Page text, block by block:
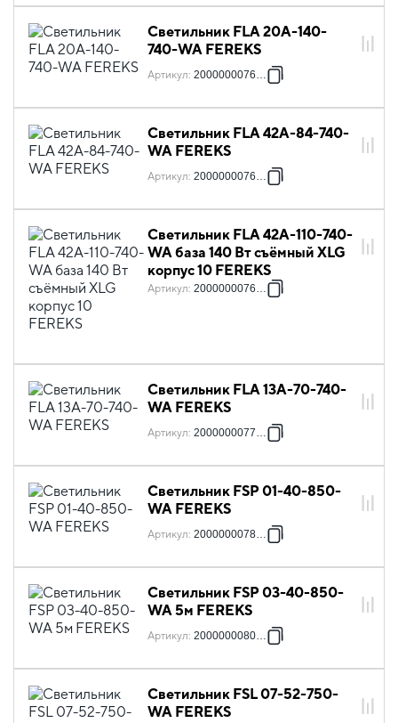
Светильник FLA 20A-140-
740-WA FEREKS
Артикул: 2000000076492
Светильник FLA 42A-84-740-
WA FEREKS
Артикул: 2000000076515
Светильник FLA 42A-110-740-
WA база 140 Вт съёмный XLG
корпус 10 FEREKS
Артикул: 2000000076737
Светильник FLA 13A-70-740-
WA FEREKS
Артикул: 2000000077093
Светильник FSP 01-40-850-
WA FEREKS
Артикул: 2000000078502
Светильник FSP 03-40-850-
WA 5м FEREKS
Артикул: 2000000080352
Светильник FSL 07-52-750-
WA FEREKS